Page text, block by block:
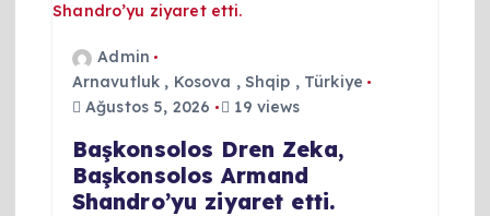
Admin
Arnavutluk , Kosova , Shqip , Türkiye
Ağustos 5, 2026
19 views
Başkonsolos Dren Zeka,
Başkonsolos Armand
Shandro’yu ziyaret etti.